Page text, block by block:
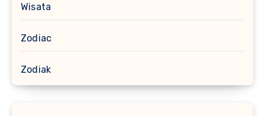
Wisata
Zodiac
Zodiak